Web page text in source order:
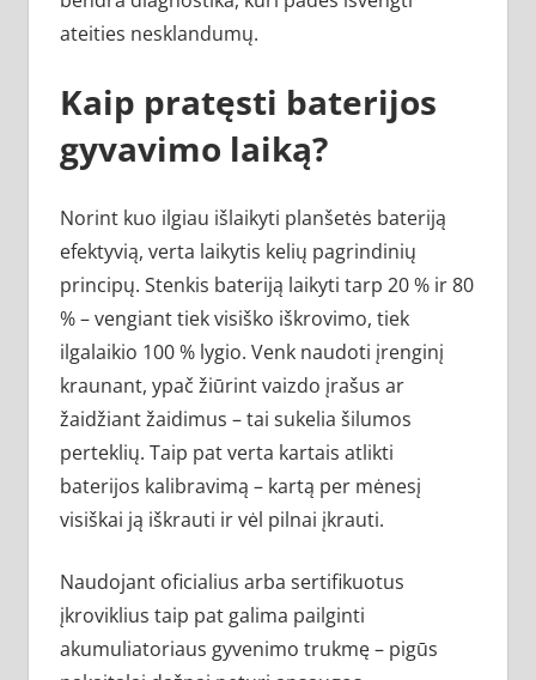
ateities nesklandumų.
Kaip pratęsti baterijos
gyvavimo laiką?
Norint kuo ilgiau išlaikyti planšetės bateriją
efektyvią, verta laikytis kelių pagrindinių
principų. Stenkis bateriją laikyti tarp 20 % ir 80
% – vengiant tiek visiško iškrovimo, tiek
ilgalaikio 100 % lygio. Venk naudoti įrenginį
kraunant, ypač žiūrint vaizdo įrašus ar
žaidžiant žaidimus – tai sukelia šilumos
perteklių. Taip pat verta kartais atlikti
baterijos kalibravimą – kartą per mėnesį
visiškai ją iškrauti ir vėl pilnai įkrauti.
Naudojant oficialius arba sertifikuotus
įkroviklius taip pat galima pailginti
akumuliatoriaus gyvenimo trukmę – pigūs